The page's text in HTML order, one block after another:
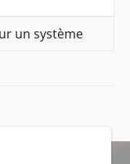
un système